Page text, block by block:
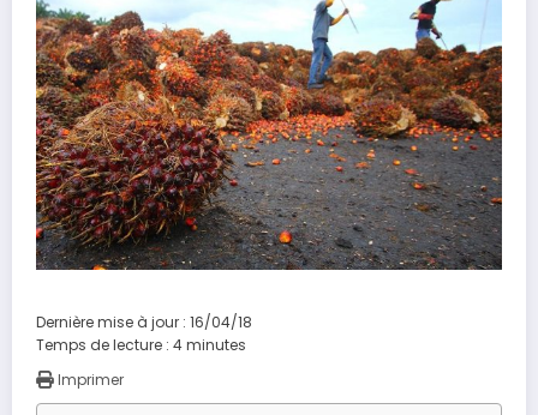
Dernière mise à jour : 16/04/18
Temps de lecture : 4minutes
Imprimer